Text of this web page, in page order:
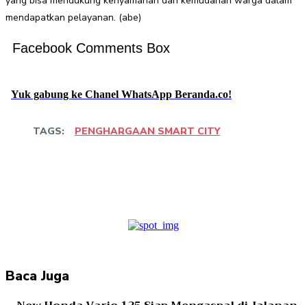
mendapatkan pelayanan. (abe)
Facebook Comments Box
Yuk gabung ke Chanel WhatsApp Beranda.co!
TAGS: PENGHARGAAN SMART CITY
Baca Juga